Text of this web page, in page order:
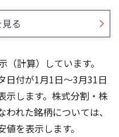
2,000
2,500
3,500
4,000
1,500
2,000
る
計算）しています。
日付が1月1日～3月31日
示します。株式分割・株
れた銘柄については、
を表示します。